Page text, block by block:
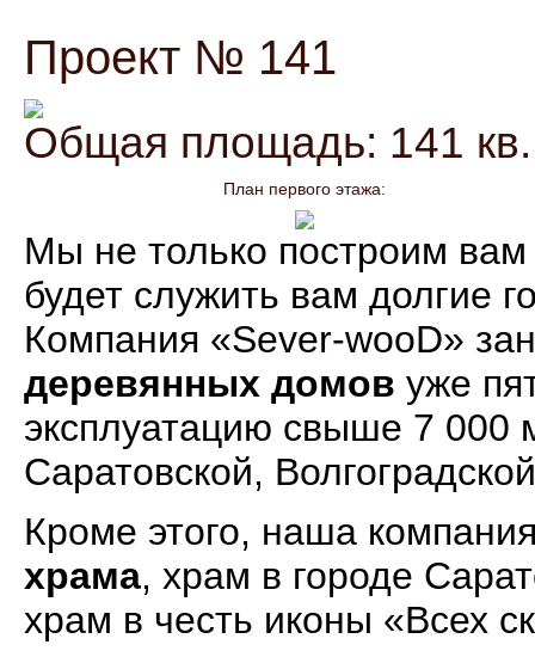
Проект № 141
Общая площадь: 141
План первого этажа:
Мы не только построим
будет служить вам долгие
Компания «Sever-wooD»
деревянных домов уже
эксплуатацию свыше 7 000
Саратовской,
Кроме этого, наша
храма, храм в городе
храм в честь иконы «Всех